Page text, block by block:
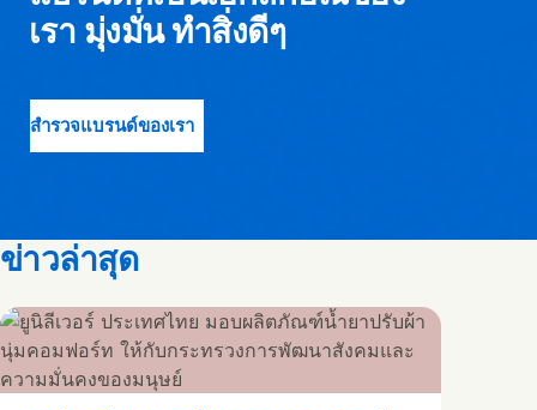
เรา มุ่งมั่น ทำสิ่งดีๆ
สำรวจแบรนด์ของเรา
ข่าวล่าสุด